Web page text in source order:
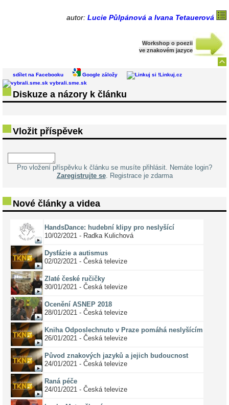
autor: Lucie Půlpánová a Ivana Tetauerová
Workshop o poezii
ve znakovém jazyce
sdílet na Facebooku Google záložy
Linkuj.cz
vybrali.sme.sk
Diskuze a názory k článku
Vložit příspěvek
Pro vložení příspěvku k článku se musíte přihlásit. Nemáte login?
Zaregistrujte se. Registrace je zdarma
Nové články a videa
HandsDance: hudební klipy pro neslyšící
10/02/2021 - Radka Kulichová
Dysfázie a autismus
02/02/2021 - Česká televize
Zlaté české ručičky
30/01/2021 - Česká televize
Ocenění ASNEP 2018
28/01/2021 - Česká televize
Kniha Odposlechnuto v Praze pomáhá neslyšícím
26/01/2021 - Česká televize
Původ znakových jazyků a jejich budoucnost
24/01/2021 - Česká televize
Raná péče
24/01/2021 - Česká televize